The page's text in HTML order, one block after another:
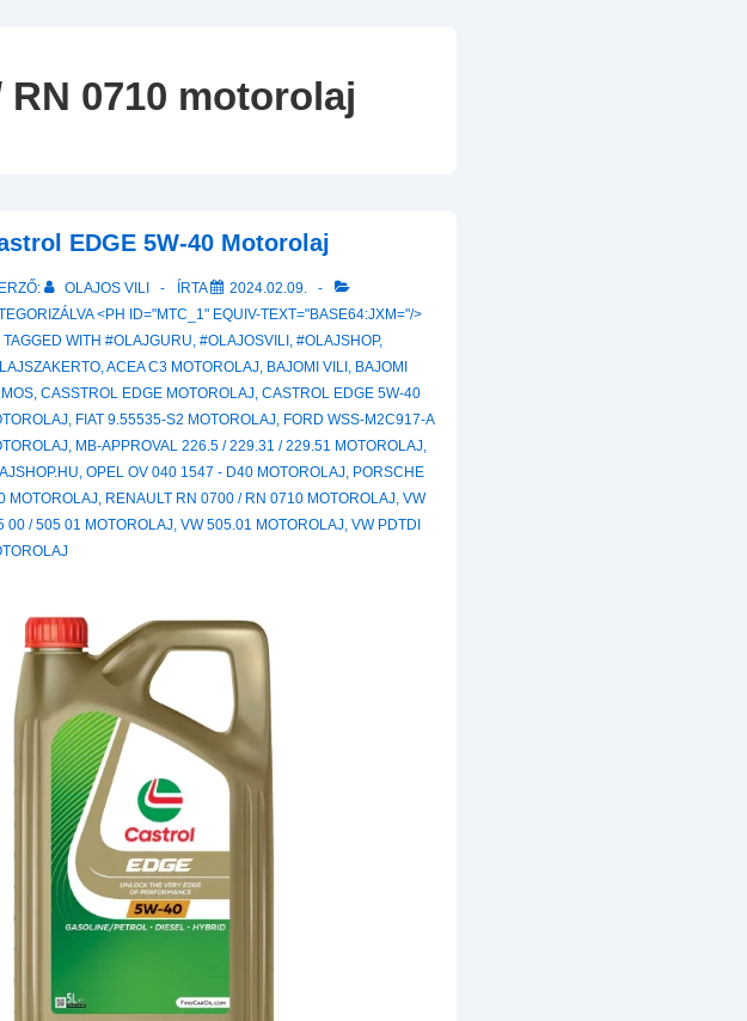
RN 0710 motorolaj
EDGE 5W-40 Motorolaj
OLAJOS VILI ÍRTA
2024.02.09.
<PH ID="MTC_1" EQUIV-TEXT="BASE64:JXM="/>
TAGGED WITH #OLAJGURU, #OLAJOSVILI , #OLAJSHOP,
,ACEA C3 MOTOROLAJ, BAJOMI VILI , BAJOMI
, CASSTROL EDGE MOTOROLAJ, CASTROL EDGE 5W-40
, FIAT 9.55535-S2 MOTOROLAJ, FORD WSS-M2C917-A
, MB-APPROVAL 226.5 / 229.31 / 229.51 MOTOROLAJ,
, OPEL OV 040 1547 - D40 MOTOROLAJ, PORSCHE
MOTOROLAJ, RENAULT RN 0700 / RN 0710 MOTOROLAJ, VW
00 / 505 01 MOTOROLAJ, VW 505.01 MOTOROLAJ, VW PDTDI